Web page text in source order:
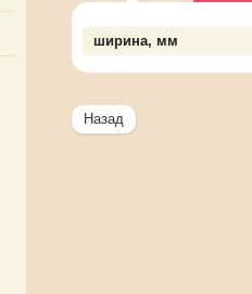
ширина, мм
Назад